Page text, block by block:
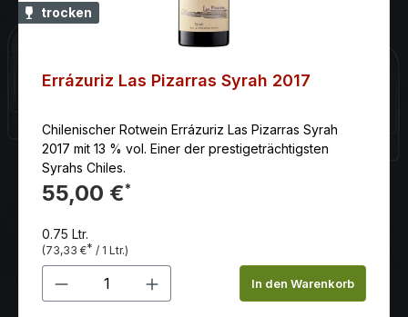
trocken
Errázuriz Las Pizarras Syrah 2017
Chilenischer Rotwein Errázuriz Las Pizarras Syrah
2017 mit 13 % vol. Einer der prestigeträchtigsten
Syrahs Chiles.
55,00 €*
0.75 Ltr.
(73,33 €* / 1 Ltr.)
Produkt Anzahl: Gib denIn den Warenkorb